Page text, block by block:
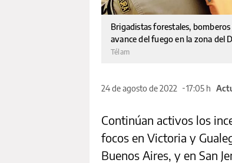
Brigadistas forestales,
avance del fuego en la zona del
Télam
24 de agosto de 2022 17:05 h
Continúan activos los
focos en Victoria y
Buenos Aires, y en San